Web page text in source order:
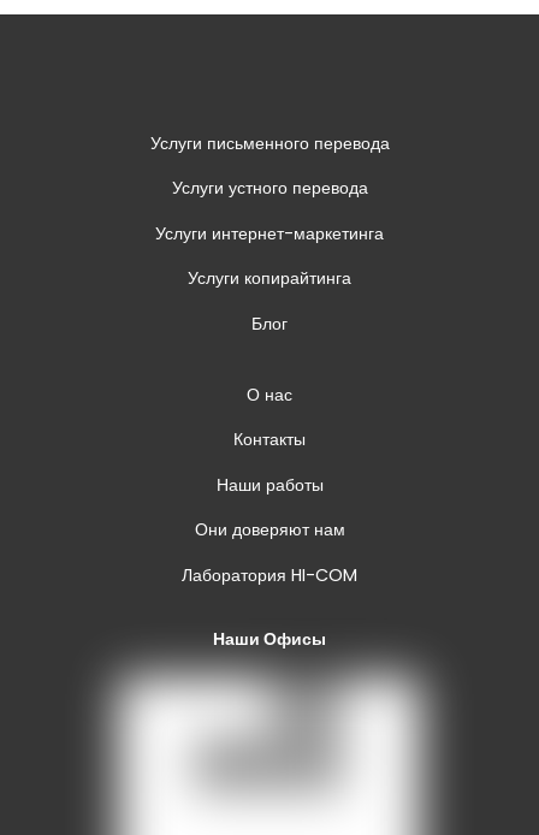
Услуги письменного перевода
Услуги устного перевода
Услуги интернет-маркетинга
Услуги копирайтинга
Блог
О нас
Контакты
Наши работы
Они доверяют нам
Лаборатория HI-COM
Наши Офисы